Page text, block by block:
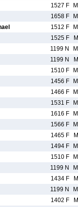
1527 F
1658 F
1512 F
1525 F
1199 N
1199 N
1510 F
1456 F
1466 F
1531 F
1616 F
1566 F
1465 F
1494 F
1510 F
1199 N
1434 F
1199 N
1402 F